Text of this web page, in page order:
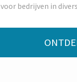
voor bedrijven in